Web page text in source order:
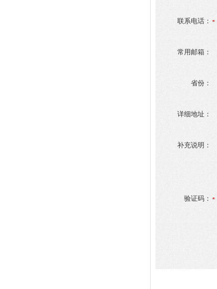
联系电话：
常用邮箱：
省份：
详细地址：
补充说明：
验证码：